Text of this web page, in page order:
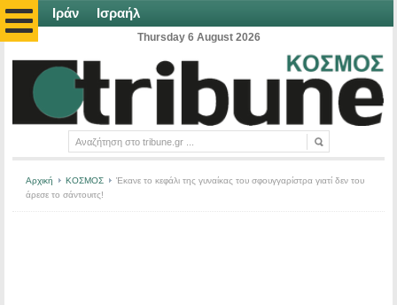
Ιράν Ισραήλ
Thursday 6 August 2026
Αρχική ΚΟΣΜΟΣ
Έκανε το κεφάλι της γυναίκας του σφουγγαρίστρα γιατί δεν του
άρεσε το σάντουιτς!